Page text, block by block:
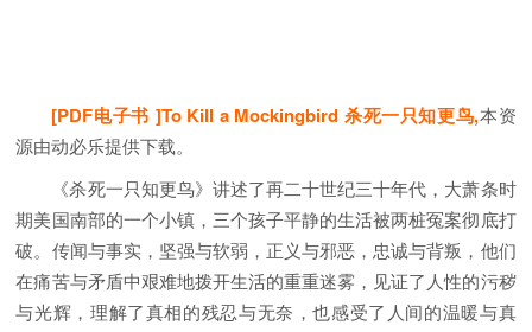
[PDF电子书 ]To Kill a Mockingbird 杀死一只知更鸟,本资
源由动必乐提供下载。
《杀死一只知更鸟》讲述了再二十世纪三十年代，大萧条时
期美国南部的一个小镇，三个孩子平静的生活被两桩冤案彻底打
破。传闻与事实，坚强与软弱，正义与邪恶，忠诚与背叛，他们
在痛苦与矛盾中艰难地拨开生活的重重迷雾，见证了人性的污秽
与光辉，理解了真相的残忍与无奈，也感受了人间的温暖与真